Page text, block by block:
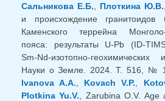
Сальникова Е.Б.
Плоткина Ю.В.
и происхождение гранитоидов
Каменского террейна
пояса: результаты U-Pb (ID-
Sm-Nd-изотопно-
Науки о Земле. 2024. Т. 516, №
Ivanova A.A.
Kovach V.P.
Plotkina Yu.V. , Zarubina O.V.